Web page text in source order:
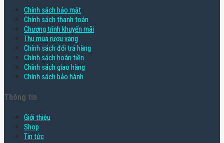
Chính sách bảo mật
Chính sách thanh toán
Chương trình khuyến mãi
Thu mua rượu vang
Chính sách đổi trả hàng
Chính sách hoàn tiền
Chính sách giao hàng
Chính sách bảo hành
Thông tin
Giới thiệu
Shop
Tin tức